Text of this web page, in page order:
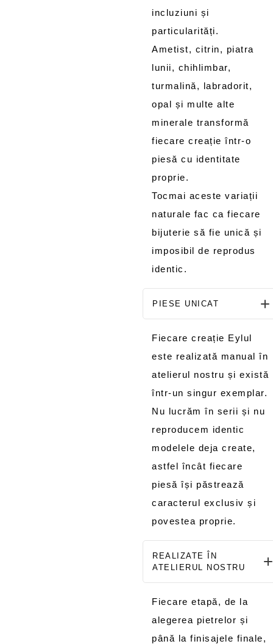
incluziuni și
particularități.
Ametist, citrin, piatra
lunii, chihlimbar,
turmalină, labradorit,
opal și multe alte
minerale transformă
fiecare creație într-o
piesă cu identitate
proprie.
Tocmai aceste variații
naturale fac ca fiecare
bijuterie să fie unică și
imposibil de reprodus
identic.
PIESE UNICAT
Fiecare creație Eylul
este realizată manual în
atelierul nostru și există
într-un singur exemplar.
Nu lucrăm în serii și nu
reproducem identic
modelele deja create,
astfel încât fiecare
piesă își păstrează
caracterul exclusiv și
povestea proprie.
REALIZATE ÎN
ATELIERUL NOSTRU
Fiecare etapă, de la
alegerea pietrelor și
până la finisajele finale,